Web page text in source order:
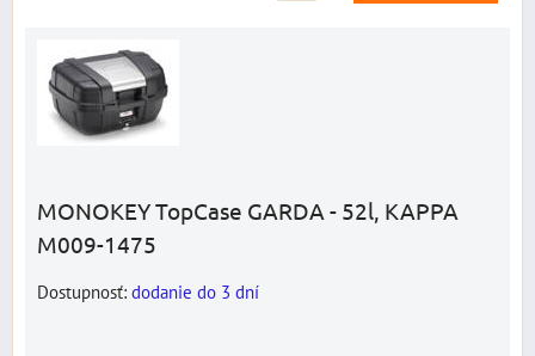
MONOKEY TopCase GARDA - 52l, KAPPA
M009-1475
Dostupnosť: dodanie do 3 dní